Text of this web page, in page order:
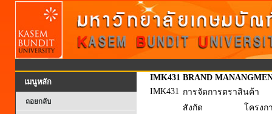
เมนูหลัก
ถอยกลับ
IMK431 BRAND
IMK431 การจัดการตราสินค้า
สังกัด
โครง